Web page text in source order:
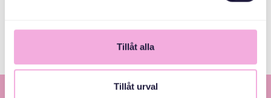
Tillåt alla
Tillåt urval